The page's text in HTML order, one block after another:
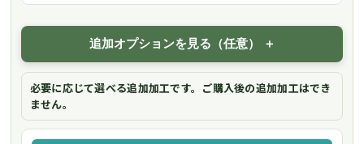
追加オプションを見る（任意）
必要に応じて選べる追加加工です。ご購入後の追加加工はでき
ません。